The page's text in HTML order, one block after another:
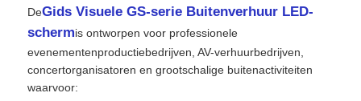
Fabriekstour
Kwaliteitscontrole
DeGids Visuele GS-serie Buitenverhuur LED-
schermis ontworpen voor professionele
evenementenproductiebedrijven, AV-verhuurbedrijven,
concertorganisatoren en grootschalige buitenactiviteiten
waarvoor: